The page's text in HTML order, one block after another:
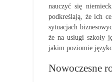
nauczyć się
podkreślają, że ich
sytuacjach
że na usługi szkoły
jakim poziomie
Nowoczesne